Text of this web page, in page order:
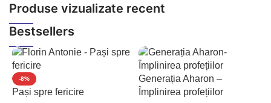
Produse vizualizate recent
Bestsellers
-8%
Pași spre fericire
Generația Aharon –
Împlinirea profețiilor